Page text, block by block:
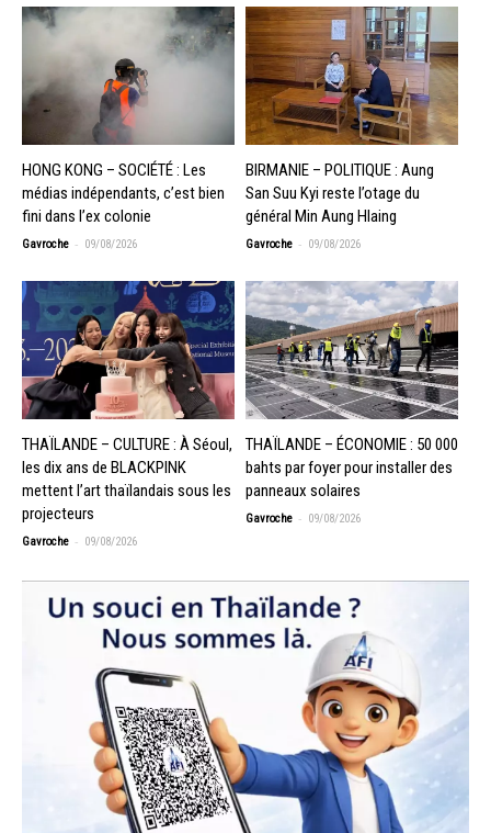
HONG KONG – SOCIÉTÉ : Les
médias indépendants, c’est bien
fini dans l’ex colonie
Gavroche - 09/08/2026
BIRMANIE – POLITIQUE : Aung
San Suu Kyi reste l’otage du
général Min Aung Hlaing
Gavroche - 09/08/2026
THAÏLANDE – CULTURE : À Séoul,
les dix ans de BLACKPINK
mettent l’art thaïlandais sous les
projecteurs
Gavroche - 09/08/2026
THAÏLANDE – ÉCONOMIE : 50 000
bahts par foyer pour installer des
panneaux solaires
Gavroche - 09/08/2026